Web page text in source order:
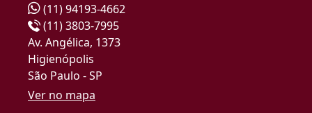
(11) 94193-4662
(11) 3803-7995
Av. Angélica, 1373
Higienópolis
São Paulo - SP
Ver no mapa